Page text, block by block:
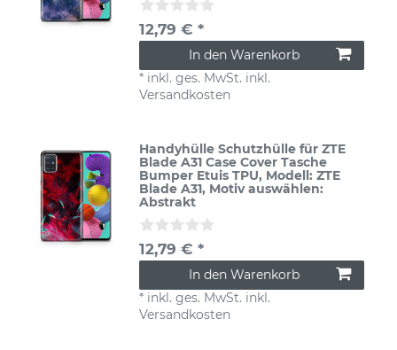
12,79 € *
In den Warenkorb
* inkl. ges. MwSt. inkl.
Versandkosten
Handyhülle Schutzhülle für ZTE
Blade A31 Case Cover Tasche
Bumper Etuis TPU, Modell: ZTE
Blade A31, Motiv auswählen:
Abstrakt
12,79 € *
In den Warenkorb
* inkl. ges. MwSt. inkl.
Versandkosten